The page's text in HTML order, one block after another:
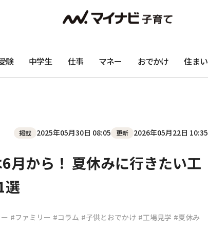
験 中学生 仕事 マネー おでかけ 住まい
掲載 2025年05月30日 08:05 更新 2026年05月22日 10:35
月から！ 夏休みに行きたい工
選
#ファミリー #コラム #子供とおでかけ #工場見学 #夏休み